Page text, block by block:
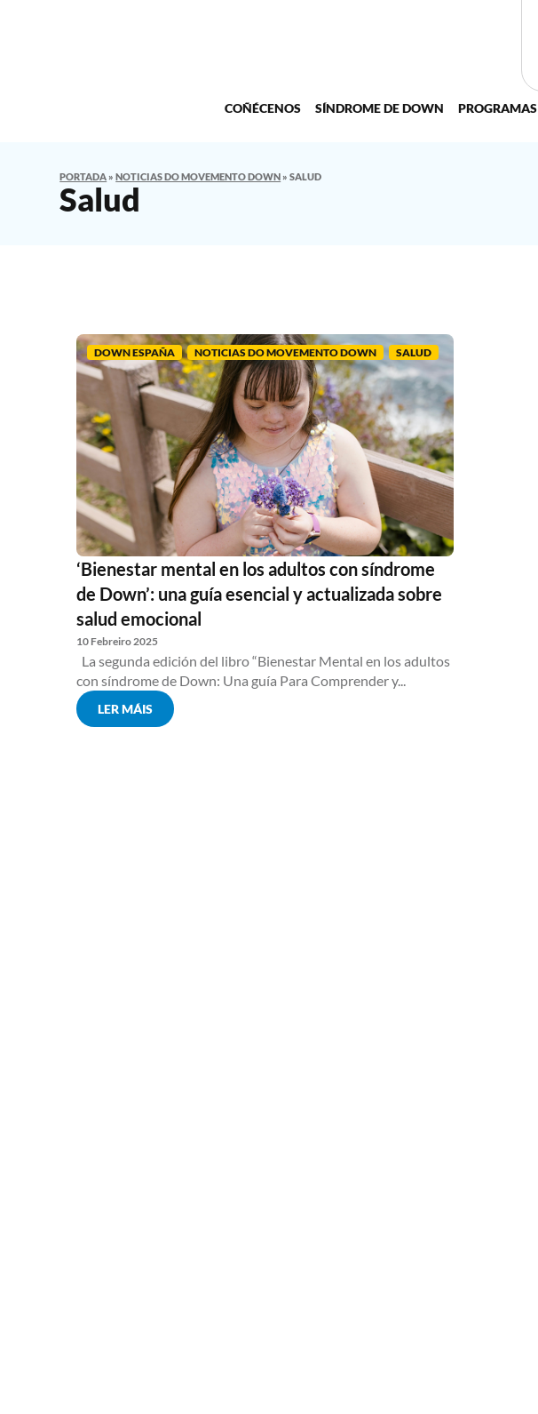
COÑÉCENOS SÍNDROME DE DOWN PROGRAMAS
PORTADA»NOTICIAS DO MOVEMENTO DOWN»SALUD
Salud
DOWN ESPAÑA NOTICIAS DO MOVEMENTO DOWN SALUD
‘Bienestar mental en los adultos con síndrome
de Down’: una guía esencial y actualizada sobre
salud emocional
10 Febreiro 2025
La segunda edición del libro “Bienestar Mental en los adultos
con síndrome de Down: Una guía Para Comprender y...
LER MÁIS